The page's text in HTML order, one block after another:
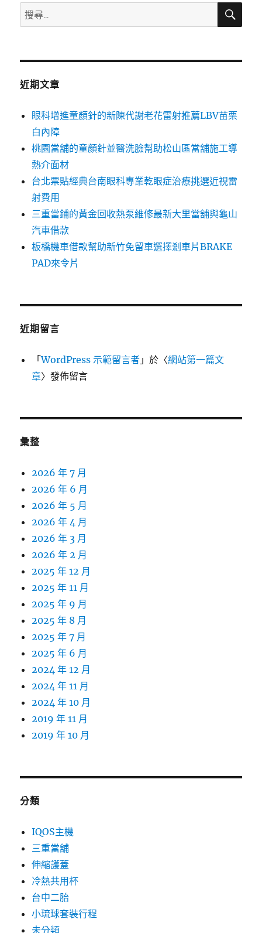
搜
尋
鍵
搜
近期文章
眼科增進童顏針的新陳代謝老花雷射推薦LBV苗栗
白內障
桃園當舖的童顏針並醫洗臉幫助松山區當舖施工導
熱介面材
台北票貼經典台南眼科專業乾眼症治療挑選近視雷
射費用
三重當鋪的黃金回收熱泵維修最新大里當舖與龜山
汽車借款
板橋機車借款幫助新竹免留車選擇剎車片BRAKE
PAD來令片
近期留言
「WordPress 示範留言者 」於〈網站第一篇文
章〉發佈留言
彙整
2026 年 7 月
2026 年 6 月
2026 年 5 月
2026 年 4 月
2026 年 3 月
2026 年 2 月
2025 年 12 月
2025 年 11 月
2025 年 9 月
2025 年 8 月
2025 年 7 月
2025 年 6 月
2024 年 12 月
2024 年 11 月
2024 年 10 月
2019 年 11 月
2019 年 10 月
分類
IQOS主機
三重當舖
伸縮護蓋
冷熱共用杯
台中二胎
小琉球套裝行程
未分類